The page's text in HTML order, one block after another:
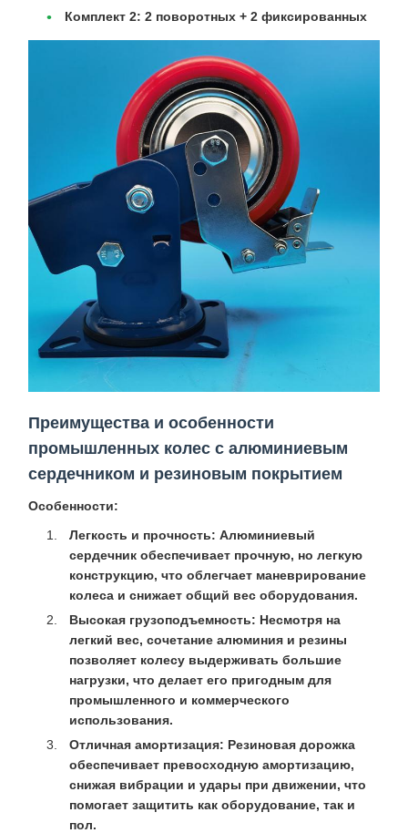
Комплект 2: 2 поворотных + 2 фиксированных
Преимущества и особенности
промышленных колес с алюминиевым
сердечником и резиновым покрытием
Особенности:
Легкость и прочность: Алюминиевый
сердечник обеспечивает прочную, но легкую
конструкцию, что облегчает маневрирование
колеса и снижает общий вес оборудования.
Высокая грузоподъемность: Несмотря на
легкий вес, сочетание алюминия и резины
позволяет колесу выдерживать большие
нагрузки, что делает его пригодным для
промышленного и коммерческого
использования.
Отличная амортизация: Резиновая дорожка
обеспечивает превосходную амортизацию,
снижая вибрации и удары при движении, что
помогает защитить как оборудование, так и
пол.